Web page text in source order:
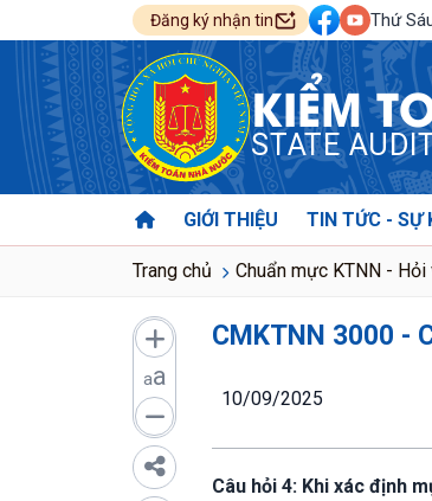
Đăng ký nhận tin Thứ
KIỂM
STATE
GIỚI THIỆU TIN TỨC - SỰ
Trang chủ Chuẩn mực KTNN - Hỏi
aa
CMKTNN 3000 -
10/09/2025
Câu hỏi 4: Khi xác định